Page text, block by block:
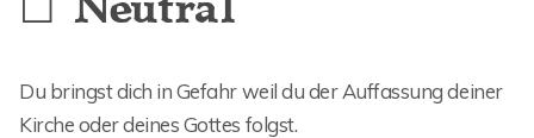
☐ Neutral
Du bringst dich in Gefahr weil du der Auffassung deiner
Kirche oder deines Gottes folgst.